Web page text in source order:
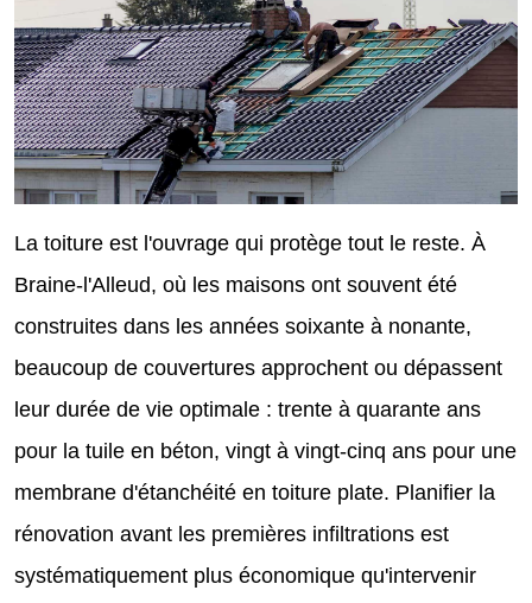
La toiture est l'ouvrage qui protège tout le reste. À
Braine-l'Alleud, où les maisons ont souvent été
construites dans les années soixante à nonante,
beaucoup de couvertures approchent ou dépassent
leur durée de vie optimale : trente à quarante ans
pour la tuile en béton, vingt à vingt-cinq ans pour une
membrane d'étanchéité en toiture plate. Planifier la
rénovation avant les premières infiltrations est
systématiquement plus économique qu'intervenir